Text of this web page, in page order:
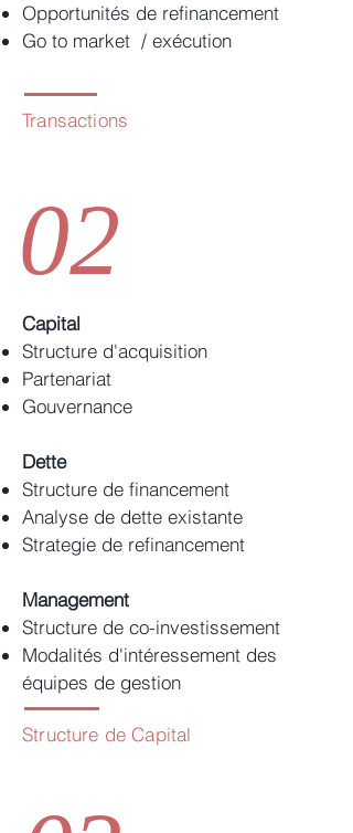
Opportunités de refinancement
Go to market / exécution
Transactions
02
Capital
Structure d'acquisition
Partenariat
Gouvernance
Dette
Structure de financement
Analyse de dette existante
Strategie de refinancement
Management
Structure de co-investissement
Modalités d'intéressement des
équipes de gestion
Structure de Capital